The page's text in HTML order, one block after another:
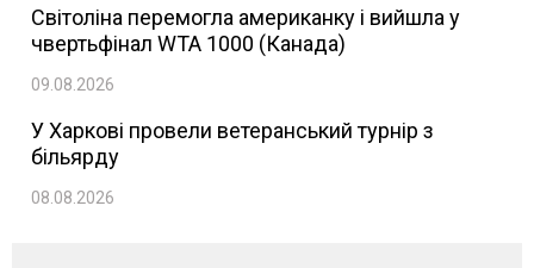
Світоліна перемогла американку і вийшла у
чвертьфінал WTA 1000 (Канада)
09.08.2026
У Харкові провели ветеранський турнір з
більярду
08.08.2026